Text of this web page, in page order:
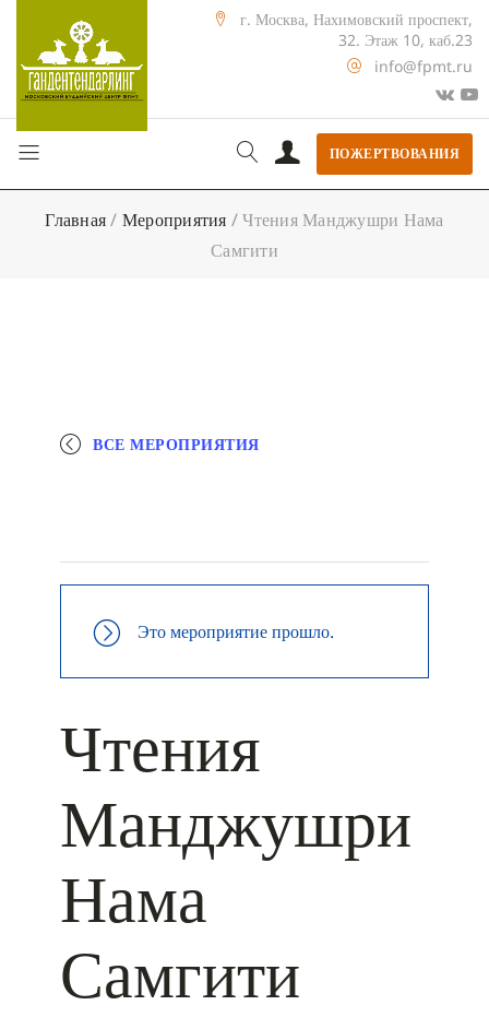
г. Москва, Нахимовский проспект,
32. Этаж 10, каб.23
info@fpmt.ru
ПОЖЕРТВОВАНИЯ
Главная/ Мероприятия /Чтения Манджушри Нама
Самгити
ВСЕ МЕРОПРИЯТИЯ
Это мероприятие прошло.
Чтения
Манджушри
Нама
Самгити